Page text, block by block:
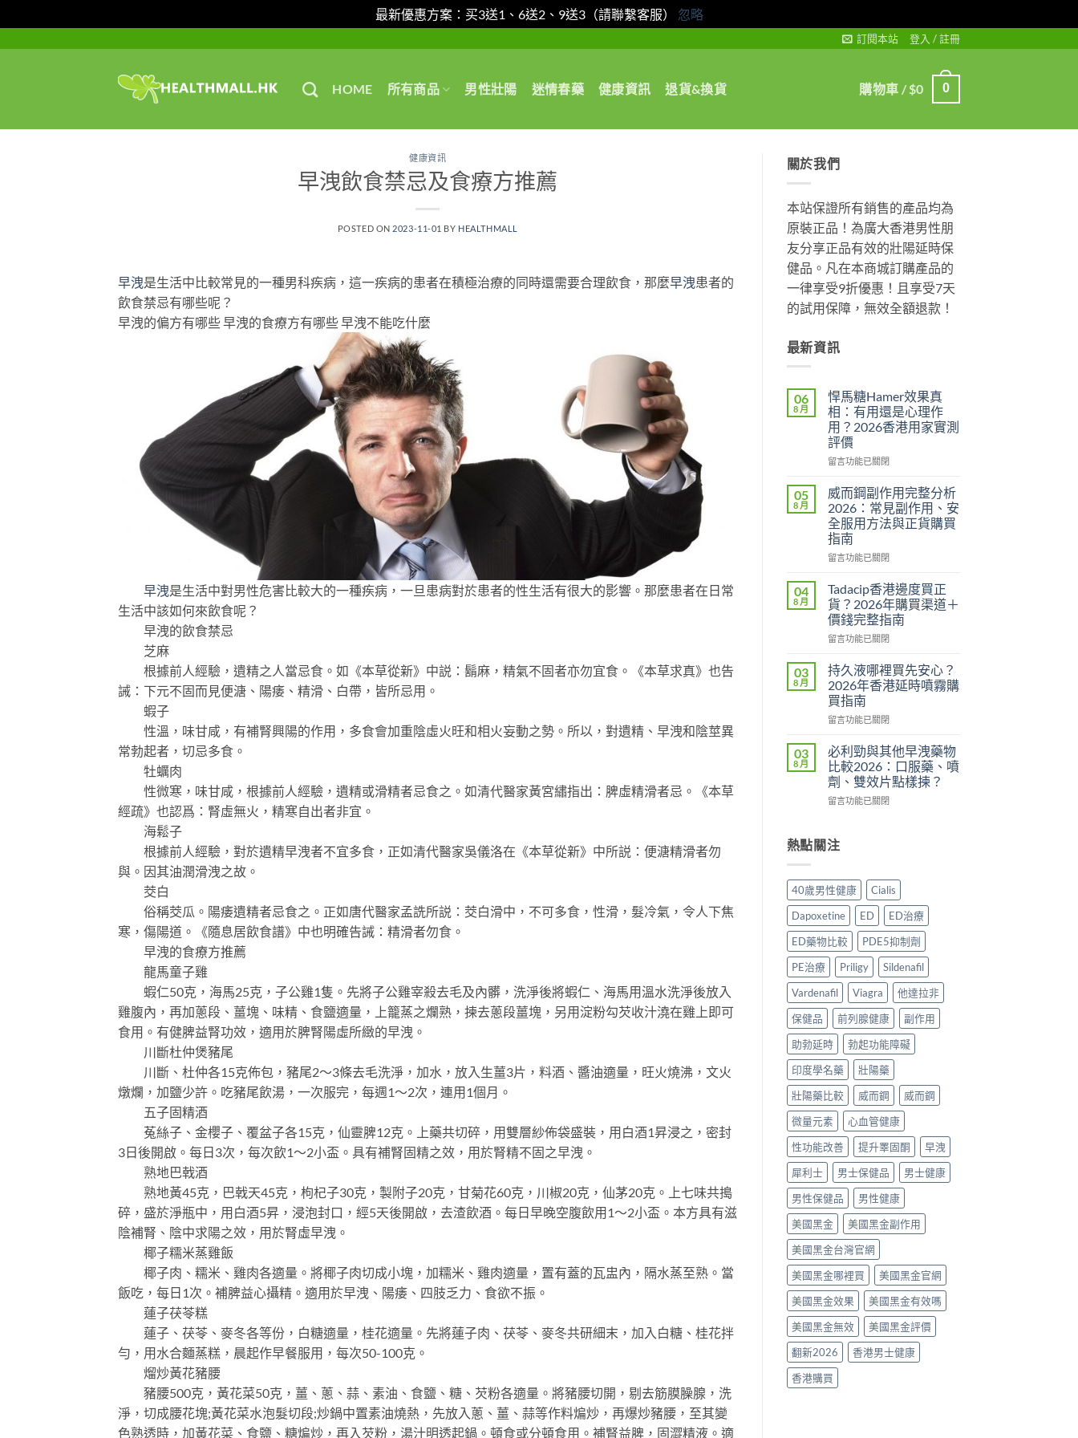
最新優惠方案：买3送1、6送2、9送3（請聯繫客服） 忽略
訂閱本站 登入 / 註冊
HOME 所有商品 男性壯陽 迷情春藥 健康資訊 退貨&換貨 購物車 /$0 0
健康資訊
早洩飲食禁忌及食療方推薦
POSTED ON 2023-11-01 BY HEALTHMALL
早洩是生活中比較常見的一種男科疾病，這一疾病的患者在積極治療的同時還需要合理飲食，那麼早洩患者的
飲食禁忌有哪些呢？
早洩的偏方有哪些 早洩的食療方有哪些 早洩不能吃什麼
早洩是生活中對男性危害比較大的一種疾病，一旦患病對於患者的性生活有很大的影響。那麼患者在日常
生活中該如何來飲食呢？
早洩的飲食禁忌
芝麻
根據前人經驗，遺精之人當忌食。如《本草從新》中説：鬍麻，精氣不固者亦勿宜食。《本草求真》也告
誡：下元不固而見便溏、陽痿、精滑、白帶，皆所忌用。
蝦子
性溫，味甘咸，有補腎興陽的作用，多食會加重陰虛火旺和相火妄動之勢。所以，對遺精、早洩和陰莖異
常勃起者，切忌多食。
牡蠣肉
性微寒，味甘咸，根據前人經驗，遺精或滑精者忌食之。如清代醫家黃宮繡指出：脾虛精滑者忌。《本草
經疏》也認爲：腎虛無火，精寒自出者非宜。
海鬆子
根據前人經驗，對於遺精早洩者不宜多食，正如清代醫家吳儀洛在《本草從新》中所説：便溏精滑者勿
與。因其油潤滑洩之故。
茭白
俗稱茭瓜。陽痿遺精者忌食之。正如唐代醫家孟詵所説：茭白滑中，不可多食，性滑，髮冷氣，令人下焦
寒，傷陽道。《隨息居飲食譜》中也明確告誡：精滑者勿食。
早洩的食療方推薦
龍馬童子雞
蝦仁50克，海馬25克，子公雞1隻。先將子公雞宰殺去毛及內髒，洗淨後將蝦仁、海馬用溫水洗淨後放入
雞腹內，再加蔥段、薑塊、味精、食鹽適量，上籠蒸之爛熟，揀去蔥段薑塊，另用淀粉勾芡收汁澆在雞上即可
食用。有健脾益腎功效，適用於脾腎陽虛所緻的早洩。
川斷杜仲煲豬尾
川斷、杜仲各15克佈包，豬尾2～3條去毛洗淨，加水，放入生薑3片，料酒、醬油適量，旺火燒沸，文火
燉爛，加鹽少許。吃豬尾飲湯，一次服完，每週1～2次，連用1個月。
五子固精酒
菟絲子、金櫻子、覆盆子各15克，仙靈脾12克。上藥共切碎，用雙層紗佈袋盛裝，用白酒1昇浸之，密封
3日後開啟。每日3次，每次飲1～2小盃。具有補腎固精之效，用於腎精不固之早洩。
熟地巴戟酒
熟地黃45克，巴戟天45克，枸杞子30克，製附子20克，甘菊花60克，川椒20克，仙茅20克。上七味共搗
碎，盛於淨瓶中，用白酒5昇，浸泡封口，經5天後開啟，去渣飲酒。每日早晚空腹飲用1～2小盃。本方具有滋
陰補腎、陰中求陽之效，用於腎虛早洩。
椰子糯米蒸雞飯
椰子肉、糯米、雞肉各適量。將椰子肉切成小塊，加糯米、雞肉適量，置有蓋的瓦盅內，隔水蒸至熟。當
飯吃，每日1次。補脾益心攝精。適用於早洩、陽痿、四肢乏力、食欲不振。
蓮子茯苓糕
蓮子、茯苓、麥冬各等份，白糖適量，桂花適量。先將蓮子肉、茯苓、麥冬共研細末，加入白糖、桂花拌
勻，用水合麵蒸糕，晨起作早餐服用，每次50-100克。
熘炒黃花豬腰
豬腰500克，黃花菜50克，薑、蔥、蒜、素油、食鹽、糖、芡粉各適量。將豬腰切開，剔去筋膜臊腺，洗
淨，切成腰花塊;黃花菜水泡髮切段;炒鍋中置素油燒熱，先放入蔥、薑、蒜等作料煸炒，再爆炒豬腰，至其變
色熟透時，加黃花菜、食鹽、糖煸炒，再入芡粉，湯汁明透起鍋。頓食或分頓食用。補腎益脾，固澀精液。適
關於我們
本站保證所有銷售的產品均為
原裝正品！為廣大香港男性朋
友分享正品有效的壯陽延時保
健品。凡在本商城訂購產品的
一律享受9折優惠！且享受7天
的試用保障，無效全額退款！
最新資訊
06
8 月
悍馬糖Hamer效果真
相：有用還是心理作
用？2026香港用家實測
評價
在
馬
糖
Hamer
效
果
真
有
用
還
是
心
作
用？
2026
香
港
家
實
測
評
價〉
留言功能已關閉
05
8 月
威而鋼副作用完整分析
2026：常見副作用、安
全服用方法與正貨購買
指南
在
而
鋼
副
作
用
整
分
析
2026：
常
副
作
用、
安
全
方
正
貨
購
買
指
南〉
留言功能已關閉
04
8 月
Tadacip香港邊度買正
貨？2026年購買渠道＋
價錢完整指南
在
香
港
邊
度
買
貨？
2026
年
購
買
＋
完
整
指
南〉
中
留言功能已關閉
03
8 月
持久液哪裡買先安心？
2026年香港延時噴霧購
買指南
在
久
液
哪
裡
買
心？
香
港
延
時
噴
霧
買
指
南〉
留言功能已關閉
03
8 月
必利勁與其他早洩藥物
比較2026：口服藥、噴
劑、雙效片點樣揀？
在
勁
與
他
早
洩
藥
物
比
2026：
口
服
藥、
噴
劑、
雙
效
片
點
樣
揀？〉
中
留言功能已關閉
熱點關注
40歲男性健康
Cialis
Dapoxetine
ED
ED治療
ED藥物比較
PDE5抑制劑
PE治療
Priligy
Sildenafil
Vardenafil
Viagra
他達拉非
保健品
前列腺健康
副作用
助勃延時
勃起功能障礙
印度學名藥
壯陽藥
壯陽藥比較
威而鋼
威而鋼
微量元素
心血管健康
性功能改善
提升睪固酮
早洩
犀利士
男士保健品
男士健康
男性保健品
男性健康
美國黑金
美國黑金副作用
美國黑金台灣官網
美國黑金哪裡買
美國黑金官網
美國黑金效果
美國黑金有效嗎
美國黑金無效
美國黑金評價
翻新2026
香港男士健康
香港購買